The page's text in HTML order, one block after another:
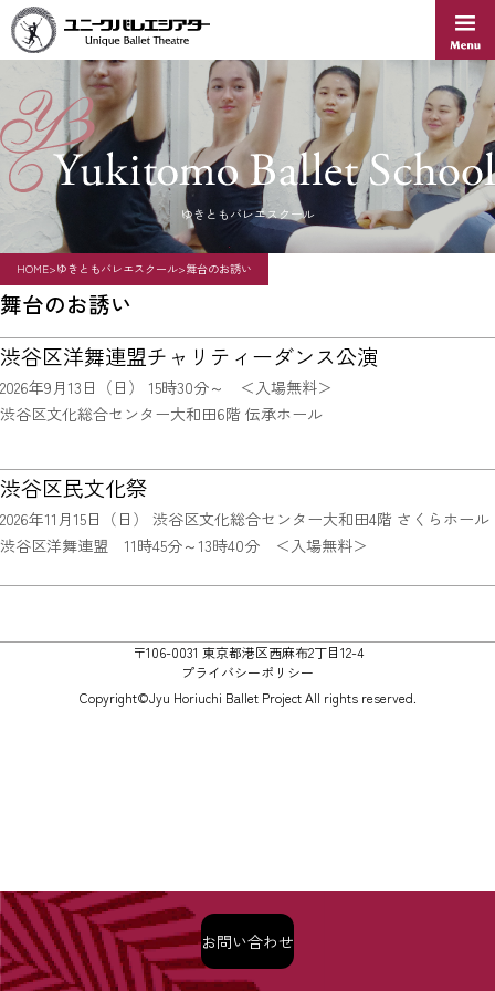
content
ゆきともバレエスクール
HOME>ゆきともバレエスクール>舞台のお誘い
舞台のお誘い
渋谷区洋舞連盟チャリティーダンス公演
2026年9月13日（日） 15時30分～ ＜入場無料＞
渋谷区文化総合センター大和田6階 伝承ホール
渋谷区民文化祭
2026年11月15日（日） 渋谷区文化総合センター大和田4階 さくらホール
渋谷区洋舞連盟 11時45分～13時40分 ＜入場無料＞
お問い合わせ
〒106-0031 東京都港区西麻布2丁目12-4
プライバシーポリシー
Copyright©Jyu Horiuchi Ballet Project All rights reserved.